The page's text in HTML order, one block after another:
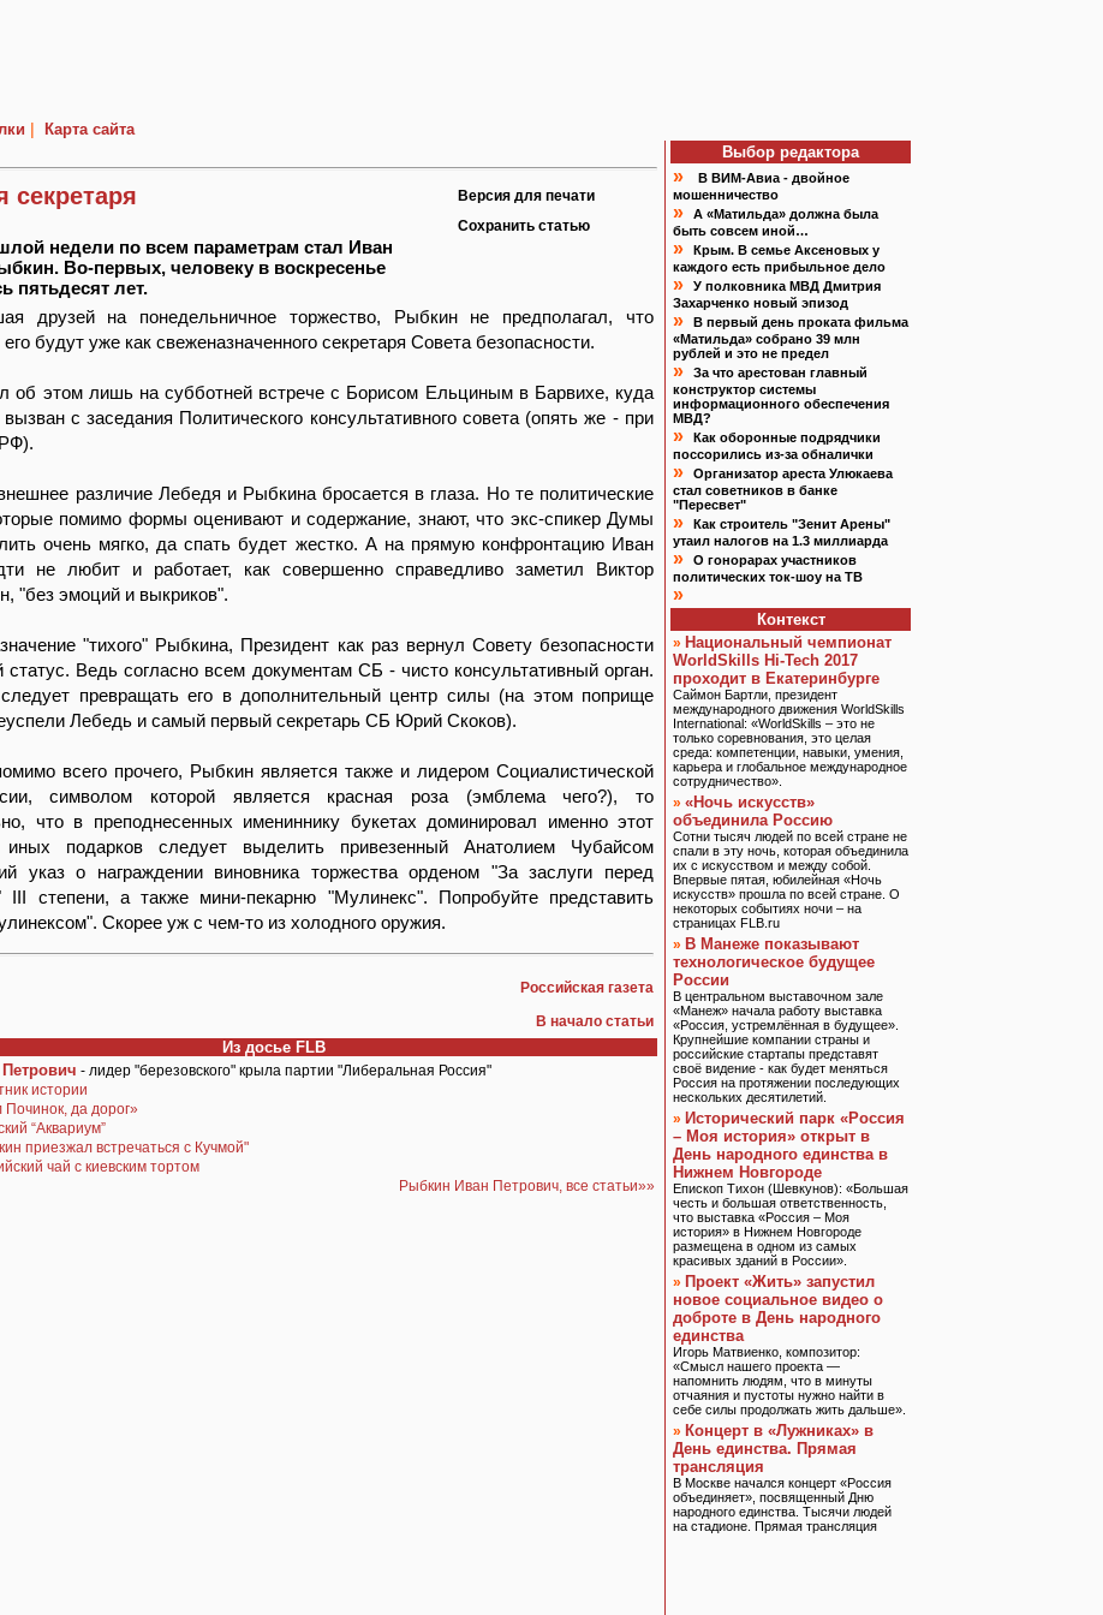
|
Карта сайта
секретаря
недели по всем параметрам стал Иван
Во-первых, человеку в воскресенье
пятьдесят лет.
Версия для печати
Сохранить статью
друзей на понедельничное торжество, Рыбкин не предполагал, что
будут уже как свеженазначенного секретаря Совета безопасности.
об этом лишь на субботней встрече с Борисом Ельциным в Барвихе, куда
с заседания Политического консультативного совета (опять же - при
различие Лебедя и Рыбкина бросается в глаза. Но те политические
помимо формы оценивают и содержание, знают, что экс-спикер Думы
очень мягко, да спать будет жестко. А на прямую конфронтацию Иван
не любит и работает, как совершенно справедливо заметил Виктор
"без эмоций и выкриков".
"тихого" Рыбкина, Президент как раз вернул Совету безопасности
статус. Ведь согласно всем документам СБ - чисто консультативный орган.
превращать его в дополнительный центр силы (на этом поприще
Лебедь и самый первый секретарь СБ Юрий Скоков).
всего прочего, Рыбкин является также и лидером Социалистической
символом которой является красная роза (эмблема чего?), то
что в преподнесенных имениннику букетах доминировал именно этот
подарков следует выделить привезенный Анатолием Чубайсом
указ о награждении виновника торжества орденом "За заслуги перед
III степени, а также мини-пекарню "Мулинекс". Попробуйте представить
Скорее уж с чем-то из холодного оружия.
Российская газета
В начало статьи
Из досье FLB
- лидер "березовского" крыла партии "Либеральная Россия"
истории
да дорог»
“Аквариум”
приезжал встречаться с Кучмой"
чай с киевским тортом
Рыбкин Иван Петрович, все статьи»»
Выбор редактора
»
В ВИМ-Авиа - двойное
мошенничество
»
А «Матильда» должна была
быть совсем иной…
»
Крым. В семье Аксеновых у
каждого есть прибыльное дело
»
У полковника МВД Дмитрия
Захарченко новый эпизод
»
В первый день проката фильма
«Матильда» собрано 39 млн
рублей и это не предел
»
За что арестован главный
конструктор системы
информационного обеспечения
МВД?
»
Как оборонные подрядчики
поссорились из-за обналички
»
Организатор ареста Улюкаева
стал советников в банке
"Пересвет"
»
Как строитель "Зенит Арены"
утаил налогов на 1.3 миллиарда
»
О гонорарах участников
политических ток-шоу на ТВ
»
Контекст
» Национальный чемпионат
WorldSkills Hi-Tech 2017
проходит в Екатеринбурге
Саймон Бартли, президент
международного движения WorldSkills
International: «WorldSkills – это не
только соревнования, это целая
среда: компетенции, навыки, умения,
карьера и глобальное международное
сотрудничество».
» «Ночь искусств»
объединила Россию
Сотни тысяч людей по всей стране не
спали в эту ночь, которая объединила
их с искусством и между собой.
Впервые пятая, юбилейная «Ночь
искусств» прошла по всей стране. О
некоторых событиях ночи – на
страницах FLB.ru
» В Манеже показывают
технологическое будущее
России
В центральном выставочном зале
«Манеж» начала работу выставка
«Россия, устремлённая в будущее».
Крупнейшие компании страны и
российские стартапы представят
своё видение - как будет меняться
Россия на протяжении последующих
нескольких десятилетий.
» Исторический парк «Россия
– Моя история» открыт в
День народного единства в
Нижнем Новгороде
Епископ Тихон (Шевкунов): «Большая
честь и большая ответственность,
что выставка «Россия – Моя
история» в Нижнем Новгороде
размещена в одном из самых
красивых зданий в России».
» Проект «Жить» запустил
новое социальное видео о
доброте в День народного
единства
Игорь Матвиенко, композитор:
«Смысл нашего проекта —
напомнить людям, что в минуты
отчаяния и пустоты нужно найти в
себе силы продолжать жить дальше».
» Концерт в «Лужниках» в
День единства. Прямая
трансляция
В Москве начался концерт «Россия
объединяет», посвященный Дню
народного единства. Тысячи людей
на стадионе. Прямая трансляция